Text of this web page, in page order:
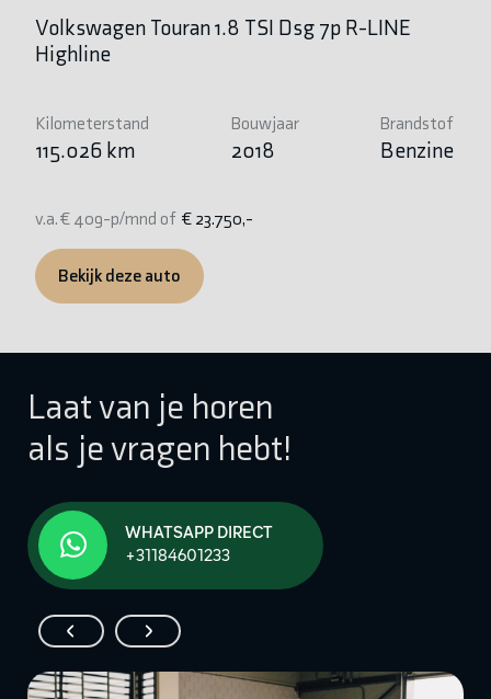
Volkswagen Touran 1.8 TSI Dsg 7p R-LINE
Highline
Kilometerstand
115.026 km
Bouwjaar
2018
Brandstof
Benzine
v.a. € 409-p/mnd of € 23.750,-
Bekijk deze auto
Laat van je horen
als je vragen hebt!
WHATSAPP DIRECT
+31184601233